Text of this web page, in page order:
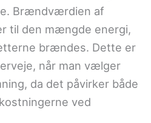
Brændværdien af
til den mængde energi,
brændes. Dette er
når man vælger
da det påvirker både
ved